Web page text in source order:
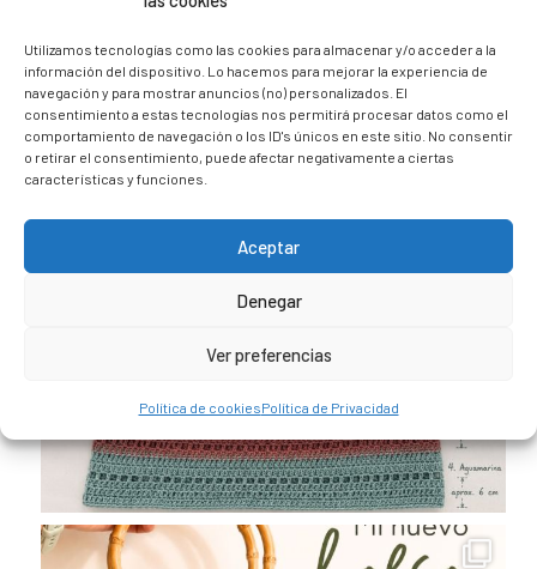
Utilizamos tecnologías como las cookies para almacenar y/o acceder a la
información del dispositivo. Lo hacemos para mejorar la experiencia de
navegación y para mostrar anuncios (no) personalizados. El
consentimiento a estas tecnologías nos permitirá procesar datos como el
comportamiento de navegación o los ID's únicos en este sitio. No consentir
o retirar el consentimiento, puede afectar negativamente a ciertas
características y funciones.
Aceptar
Denegar
Ver preferencias
Política de cookiesPolítica de Privacidad
@caravana_go Mi blog de viajes